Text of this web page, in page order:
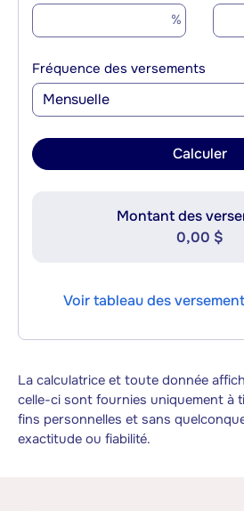
%
Fréquence des versements
Mensuelle
Calculer
Montant des
0,00 $
Voir tableau des
La calculatrice et toute donnée
celle-ci sont fournies uniquement à
fins personnelles et sans
exactitude ou fiabilité.